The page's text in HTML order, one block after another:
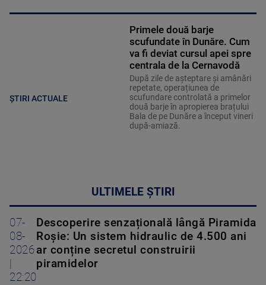
ȘTIRI ACTUALE
Primele două barje
scufundate în Dunăre. Cum
va fi deviat cursul apei spre
centrala de la Cernavodă
După zile de așteptare și amânări
repetate, operațiunea de
scufundare controlată a primelor
două barje în apropierea brațului
Bala de pe Dunăre a început vineri
după-amiază.
ULTIMELE ȘTIRI
07-
08-
2026
22:20
Descoperire senzațională lângă Piramida
Roșie: Un sistem hidraulic de 4.500 ani
ar conține secretul construirii
piramidelor